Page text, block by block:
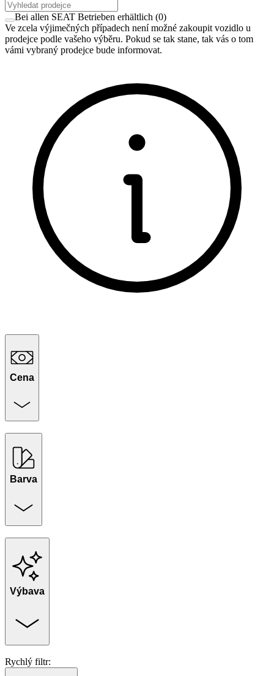
Bei allen SEAT Betrieben erhältlich (0)
Ve zcela výjimečných případech není možné zakoupit vozidlo u
prodejce podle vašeho výběru. Pokud se tak stane, tak vás o tom
vámi vybraný prodejce bude informovat.
Cena
Barva
Výbava
Rychlý filtr: